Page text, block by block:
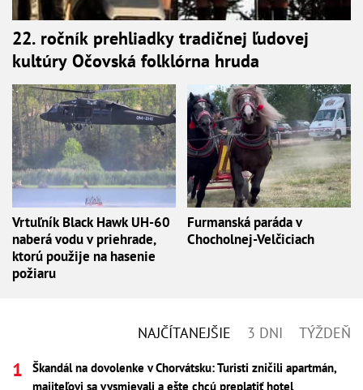
22. ročník prehliadky tradičnej ľudovej
kultúry Očovská folklórna hruda
Vrtuľník Black Hawk UH-60
naberá vodu v priehrade,
ktorú použije na hasenie
požiaru
Furmanská paráda v
Chocholnej-Velčiciach
NAJČÍTANEJŠIE 3 DNI TÝŽDEŇ
Škandál na dovolenke v Chorvátsku: Turisti zničili apartmán,
majiteľovi sa vysmievali a ešte chcú preplatiť hotel